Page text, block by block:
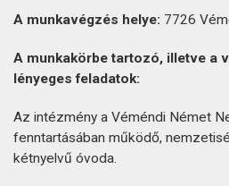
A munkavégzés helye: 7726
A munkakörbe tartozó, illetve a
lényeges feladatok:
Az intézmény a Véméndi Német
fenntartásában működő,
kétnyelvű óvoda.